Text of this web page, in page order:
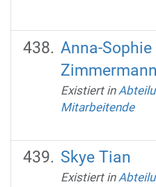
Anna-Sophie
Zimmermann
Existiert in
Mitarbeitende
Skye Tian
Existiert in